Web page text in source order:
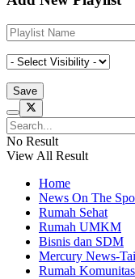
No Result
View All Result
Home
News On The
Rumah Sehat
Rumah UMKM
Bisnis dan SDM
Mercury News-
Rumah Komunitas